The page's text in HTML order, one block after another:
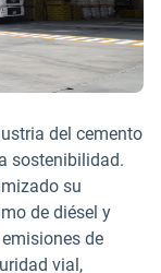
del cemento
sostenibilidad.
su
de diésel y
de
vial,